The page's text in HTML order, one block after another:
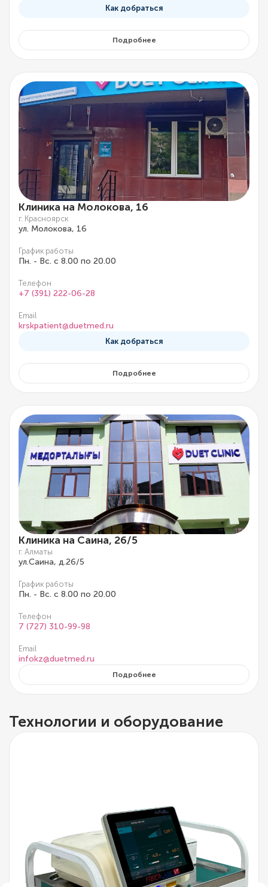
Как добраться
Подробнее
Клиника на Молокова, 16
г. Красноярск
ул. Молокова, 16
График работы
Пн. - Вс. с 8.00 по 20.00
Телефон
+7 (391) 222-06-28
Email
krskpatient@duetmed.ru
Как добраться
Подробнее
Клиника на Саина, 26/5
г. Алматы
ул.Саина, д.26/5
График работы
Пн. - Вс. с 8.00 по 20.00
Телефон
7 (727) 310-99-98
Email
infokz@duetmed.ru
Подробнее
Технологии и оборудование